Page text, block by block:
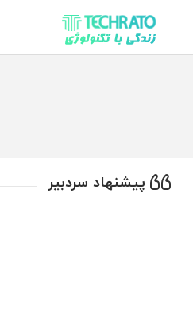
تکراتو – زندگی با تکنولوژی
پیشنهاد سردبیر